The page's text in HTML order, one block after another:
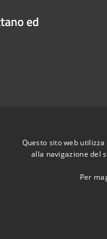
ed
Questo sito web
alla navigazione del
Per